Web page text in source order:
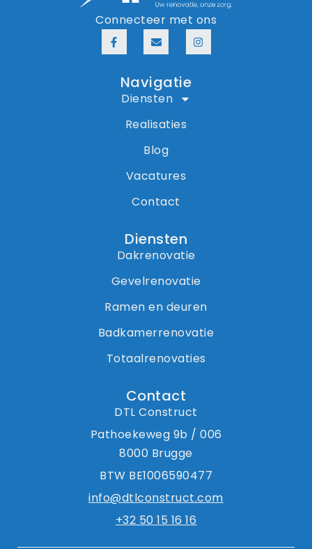
Connecteer met ons
Navigatie
Diensten
Realisaties
Blog
Vacatures
Contact
Diensten
Dakrenovatie
Gevelrenovatie
Ramen en deuren
Badkamerrenovatie
Totaalrenovaties
Contact
DTL Construct
Pathoekeweg 9b / 006
8000 Brugge
BTW BE1006590477
info@dtlconstruct.com
+32 50 15 16 16